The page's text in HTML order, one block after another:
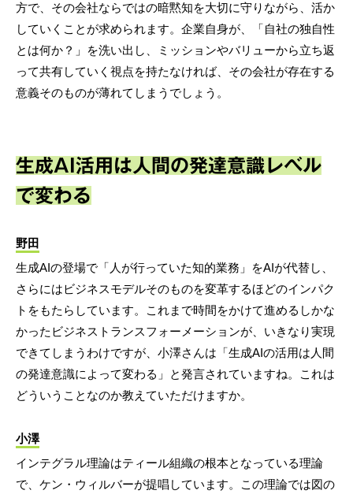
方で、その会社ならではの暗黙知を大切に守りながら、活か
していくことが求められます。企業自身が、「自社の独自性
とは何か？」を洗い出し、ミッションやバリューから立ち返
って共有していく視点を持たなければ、その会社が存在する
意義そのものが薄れてしまうでしょう。
生成AI活用は人間の発達意識レベル
で変わる
野田
生成AIの登場で「人が行っていた知的業務」をAIが代替し、
さらにはビジネスモデルそのものを変革するほどのインパク
トをもたらしています。これまで時間をかけて進めるしかな
かったビジネストランスフォーメーションが、いきなり実現
できてしまうわけですが、小澤さんは「生成AIの活用は人間
の発達意識によって変わる」と発言されていますね。これは
どういうことなのか教えていただけますか。
小澤
インテグラル理論はティール組織の根本となっている理論
で、ケン・ウィルバーが提唱しています。この理論では図の